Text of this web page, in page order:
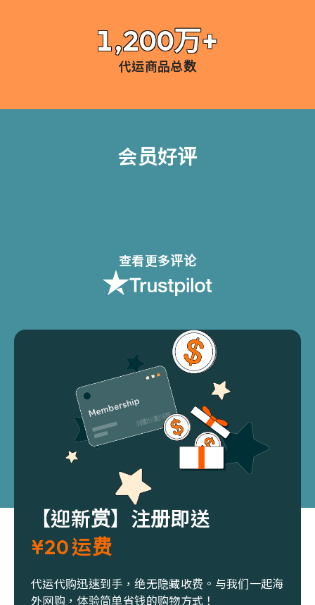
1,200万+
代运商品总数
会员好评
查看更多评论
【迎新赏】注册即送
¥20 运费
代运代购迅速到手，绝无隐藏收费。与我们一起海
外网购，体验简单省钱的购物方式！